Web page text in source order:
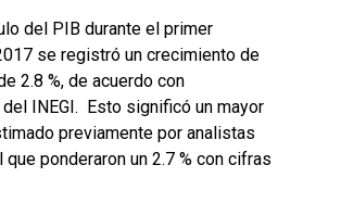
del PIB durante el primer
se registró un crecimiento de
2.8 %, de acuerdo con
INEGI. Esto significó un mayor
previamente por analistas
ponderaron un 2.7 % con cifras